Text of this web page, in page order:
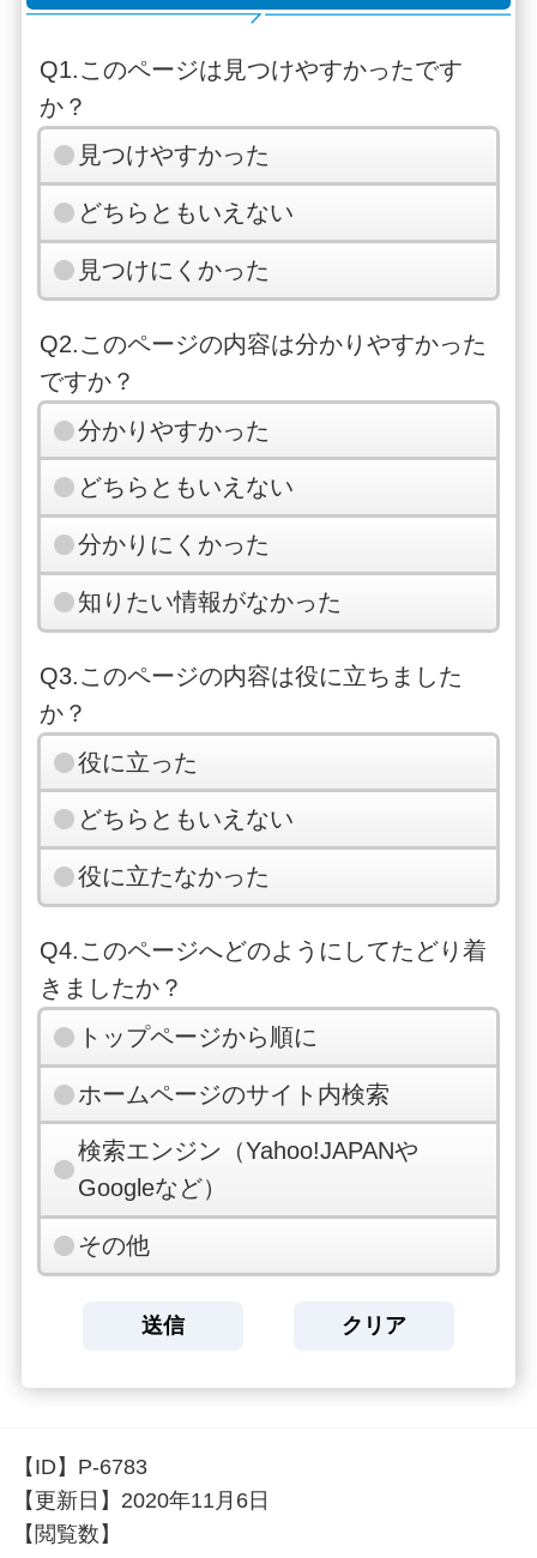
Q1.このページは見つけやすかったです
か？
見つけやすかった
どちらともいえない
見つけにくかった
Q2.このページの内容は分かりやすかった
ですか？
分かりやすかった
どちらともいえない
分かりにくかった
知りたい情報がなかった
Q3.このページの内容は役に立ちました
か？
役に立った
どちらともいえない
役に立たなかった
Q4.このページへどのようにしてたどり着
きましたか？
トップページから順に
ホームページのサイト内検索
検索エンジン（Yahoo!JAPANや
Googleなど）
その他
【ID】 P-6783
【更新日】 2020年11月6日
【閲覧数】